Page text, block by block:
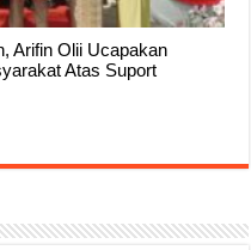
Arifin Olii Ucapakan
Atas Suport